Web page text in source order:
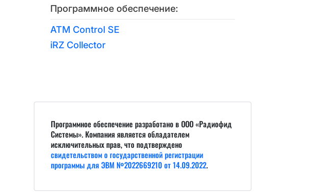
Программное обеспечение:
ATM Control SE
iRZ Collector
Программное обеспечение разработано в ООО «Радиофид
Системы». Компания является обладателем
исключительных прав, что подтверждено
свидетельством о государственной регистрации
программы для ЭВМ №2022669210 от 14.09.2022.